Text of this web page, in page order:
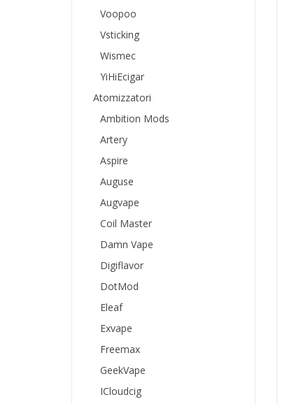
Voopoo
Vsticking
Wismec
YiHiEcigar
Atomizzatori
Ambition Mods
Artery
Aspire
Auguse
Augvape
Coil Master
Damn Vape
Digiflavor
DotMod
Eleaf
Exvape
Freemax
GeekVape
ICloudcig